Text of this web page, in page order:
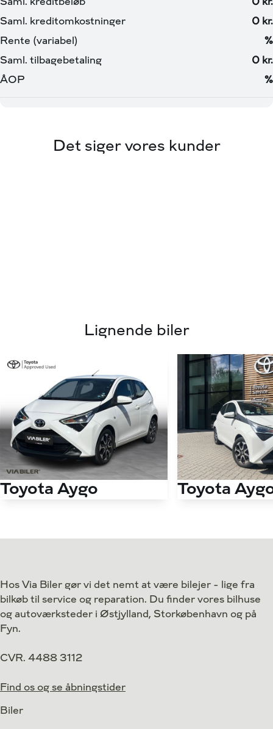
Det siger vores kunder
Lignende biler
Toyota Aygo
Lokation
Kastrup
Kontant
74.900
Toyota
Lokation
Kontant
Hos Via Biler gør vi det nemt at være bilejer - lige fra
bilkøb til service og reparation. Du finder vores bilhuse
og autoværksteder i Østjylland, Storkøbenhavn og på
Fyn.
CVR. 4488 3112
Find os og se åbningstider
Biler